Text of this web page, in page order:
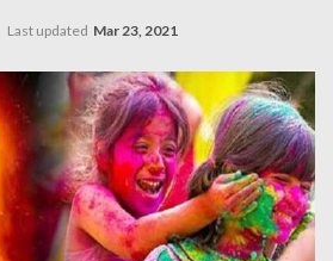
Last updated Mar 23, 2021